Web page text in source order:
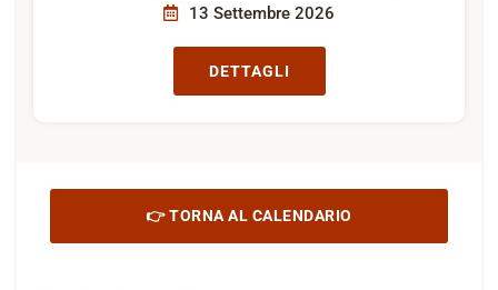
13 Settembre 2026
DETTAGLI
👉 TORNA AL CALENDARIO